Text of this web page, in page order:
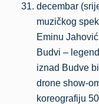
decembar
muzičkog
Eminu
Budvi –
iznad Budve
drone show-
koreografiju